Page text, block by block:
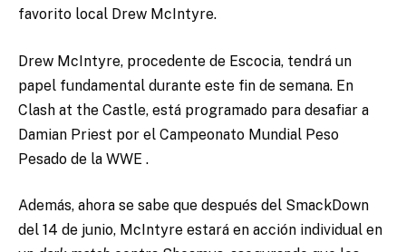
favorito local Drew McIntyre.
Drew McIntyre, procedente de Escocia, tendrá un
papel fundamental durante este fin de semana. En
Clash at the Castle, está programado para desafiar a
Damian Priest por el Campeonato Mundial Peso
Pesado de la WWE .
Además, ahora se sabe que después del SmackDown
del 14 de junio, McIntyre estará en acción individual en